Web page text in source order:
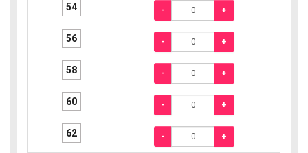
54 - +
56 - +
58 - +
60 - +
62 - +